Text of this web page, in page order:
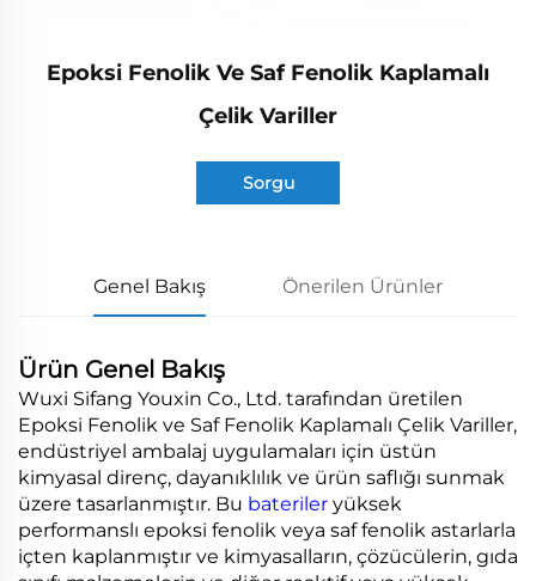
Epoksi Fenolik Ve Saf Fenolik Kaplamalı
Çelik Variller
Sorgu
Genel Bakış Önerilen Ürünler
Ürün Genel Bakış
Wuxi Sifang Youxin Co., Ltd. tarafından üretilen
Epoksi Fenolik ve Saf Fenolik Kaplamalı Çelik Variller,
endüstriyel ambalaj uygulamaları için üstün
kimyasal direnç, dayanıklılık ve ürün saflığı sunmak
üzere tasarlanmıştır. Bu bateriler yüksek
performanslı epoksi fenolik veya saf fenolik astarlarla
içten kaplanmıştır ve kimyasalların, çözücülerin, gıda